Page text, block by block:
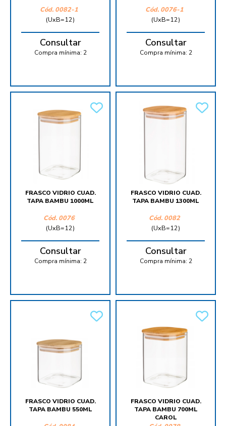
Cód. 0082-1
(UxB=12)
Consultar
Compra mínima: 2
Cód. 0076-1
(UxB=12)
Consultar
Compra mínima: 2
FRASCO VIDRIO CUAD.
TAPA BAMBU 1000ML
Cód. 0076
(UxB=12)
Consultar
Compra mínima: 2
FRASCO VIDRIO CUAD.
TAPA BAMBU 1300ML
Cód. 0082
(UxB=12)
Consultar
Compra mínima: 2
FRASCO VIDRIO CUAD.
TAPA BAMBU 550ML
FRASCO VIDRIO CUAD.
TAPA BAMBU 700ML
CAROL